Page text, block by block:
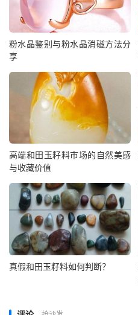
粉水晶鉴别与粉水晶消磁方法分
享
高端和田玉籽料市场的自然美感
与收藏价值
真假和田玉籽料如何判断？